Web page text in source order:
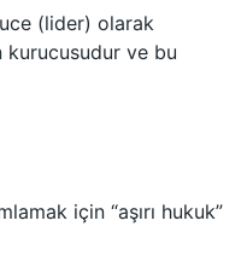
(lider) olarak
ve bu
için “aşırı hukuk”